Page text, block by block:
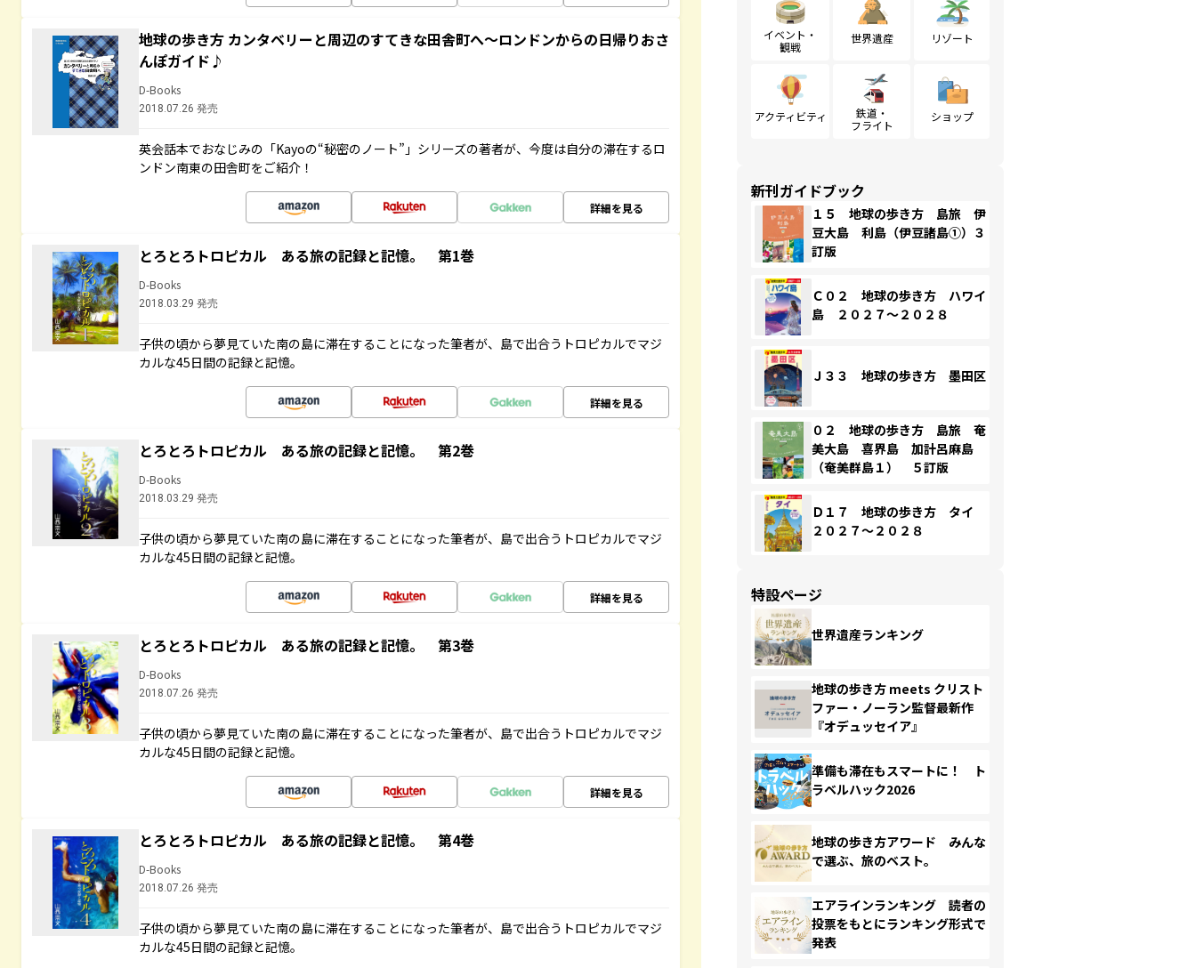
地球の歩き方 カンタベリーと周辺のすてきな田舎町へ～ロンドンからの日帰りおさ
んぽガイド♪
D-Books
2018.07.26 発売
英会話本でおなじみの「Kayoの“秘密のノート”」シリーズの著者が、今度は自分の滞在するロ
ンドン南東の田舎町をご紹介！
詳細を見る
とろとろトロピカル ある旅の記録と記憶。 第1巻
D-Books
2018.03.29 発売
子供の頃から夢見ていた南の島に滞在することになった筆者が、島で出合うトロピカルでマジ
カルな45日間の記録と記憶。
詳細を見る
とろとろトロピカル ある旅の記録と記憶。 第2巻
D-Books
2018.03.29 発売
子供の頃から夢見ていた南の島に滞在することになった筆者が、島で出合うトロピカルでマジ
カルな45日間の記録と記憶。
詳細を見る
とろとろトロピカル ある旅の記録と記憶。 第3巻
D-Books
2018.07.26 発売
子供の頃から夢見ていた南の島に滞在することになった筆者が、島で出合うトロピカルでマジ
カルな45日間の記録と記憶。
詳細を見る
とろとろトロピカル ある旅の記録と記憶。 第4巻
D-Books
2018.07.26 発売
子供の頃から夢見ていた南の島に滞在することになった筆者が、島で出合うトロピカルでマジ
カルな45日間の記録と記憶。
イベント・
観戦
世界遺産 リゾート
アクティビティ
鉄道・
フライト
ショップ
新刊ガイドブック
１５ 地球の歩き方 島旅 伊
豆大島 利島（伊豆諸島①）３
訂版
Ｃ０２ 地球の歩き方 ハワイ
島 ２０２７～２０２８
Ｊ３３ 地球の歩き方 墨田区
０２ 地球の歩き方 島旅 奄
美大島 喜界島 加計呂麻島
（奄美群島１） ５訂版
Ｄ１７ 地球の歩き方 タイ
２０２７～２０２８
特設ページ
世界遺産ランキング
地球の歩き方 meets クリスト
ファー・ノーラン監督最新作
『オデュッセイア』
準備も滞在もスマートに！ ト
ラベルハック2026
地球の歩き方アワード みんな
で選ぶ、旅のベスト。
エアラインランキング 読者の
投票をもとにランキング形式で
発表